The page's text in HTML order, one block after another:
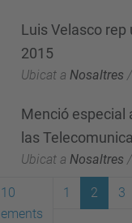
Luis Velasco rep
2015
Ubicat a Nosaltres /
Menció especial
las
Ubicat a Nosaltres /
10
1 2 3